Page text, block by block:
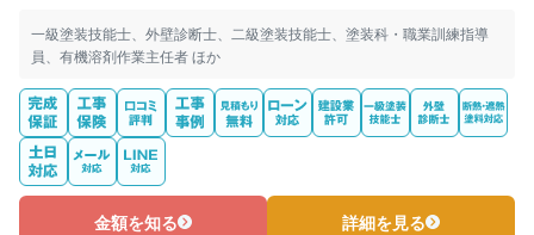
一級塗装技能士、外壁診断士、二級塗装技能士、塗装科・職業訓練指導
員、有機溶剤作業主任者 ほか
金額を知る 詳細を見る